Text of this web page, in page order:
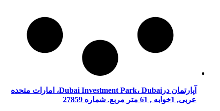
آپارتمان درDubai Investment Park، Dubai، امارات متحده
عربی, 1خوابه , 61 متر مربع. شماره 27859